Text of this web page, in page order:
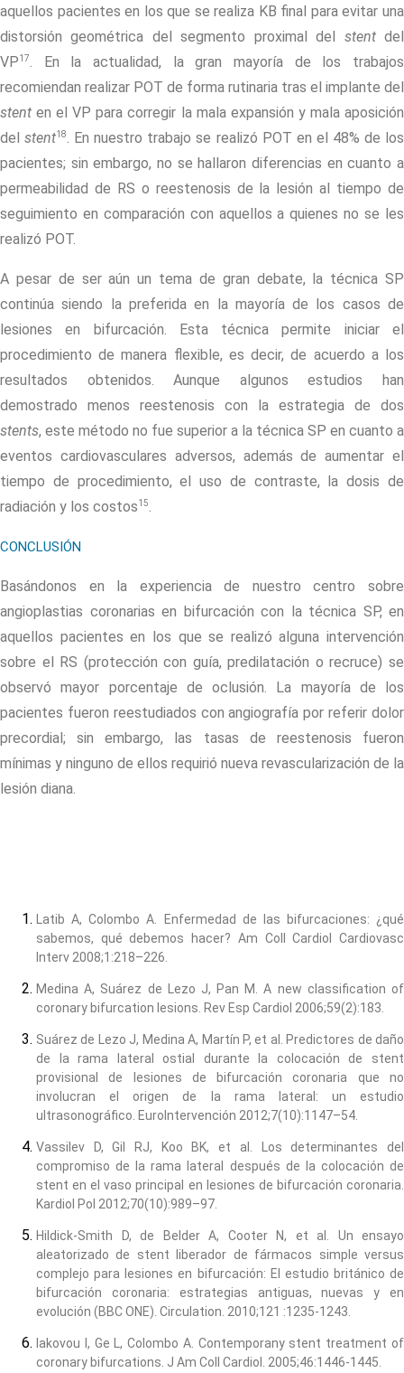
aquellos pacientes en los que se realiza KB final para evitar una
distorsión geométrica del segmento proximal del stentdel
VP17. En la actualidad, la gran mayoría de los trabajos
recomiendan realizar POT de forma rutinaria tras el implante del
stent en el VP para corregir la mala expansión y mala aposición
delstent18. En nuestro trabajo se realizó POT en el 48% de los
pacientes; sin embargo, no se hallaron diferencias en cuanto a
permeabilidad de RS o reestenosis de la lesión al tiempo de
seguimiento en comparación con aquellos a quienes no se les
realizó POT.
A pesar de ser aún un tema de gran debate, la técnica SP
continúa siendo la preferida en la mayoría de los casos de
lesiones en bifurcación. Esta técnica permite iniciar el
procedimiento de manera flexible, es decir, de acuerdo a los
resultados obtenidos. Aunque algunos estudios han
demostrado menos reestenosis con la estrategia de dos
stents, este método no fue superior a la técnica SP en cuanto a
eventos cardiovasculares adversos, además de aumentar el
tiempo de procedimiento, el uso de contraste, la dosis de
radiación y los costos15.
CONCLUSIÓN
Basándonos en la experiencia de nuestro centro sobre
angioplastias coronarias en bifurcación con la técnica SP, en
aquellos pacientes en los que se realizó alguna intervención
sobre el RS (protección con guía, predilatación o recruce) se
observó mayor porcentaje de oclusión. La mayoría de los
pacientes fueron reestudiados con angiografía por referir dolor
precordial; sin embargo, las tasas de reestenosis fueron
mínimas y ninguno de ellos requirió nueva revascularización de la
lesión diana.
Latib A, Colombo A. Enfermedad de las bifurcaciones: ¿qué
sabemos, qué debemos hacer? Am Coll Cardiol Cardiovasc
Interv 2008;1:218–226.
Medina A, Suárez de Lezo J, Pan M. A new classification of
coronary bifurcation lesions. Rev Esp Cardiol 2006;59(2):183.
Suárez de Lezo J, Medina A, Martín P, et al. Predictores de daño
de la rama lateral ostial durante la colocación de stent
provisional de lesiones de bifurcación coronaria que no
involucran el origen de la rama lateral: un estudio
ultrasonográfico. EuroIntervención 2012;7(10):1147–54.
Vassilev D, Gil RJ, Koo BK, et al. Los determinantes del
compromiso de la rama lateral después de la colocación de
stent en el vaso principal en lesiones de bifurcación coronaria.
Kardiol Pol 2012;70(10):989–97.
Hildick-Smith D, de Belder A, Cooter N, et al. Un ensayo
aleatorizado de stent liberador de fármacos simple versus
complejo para lesiones en bifurcación: El estudio británico de
bifurcación coronaria: estrategias antiguas, nuevas y en
evolución (BBC ONE). Circulation. 2010;121 :1235-1243.
Iakovou I, Ge L, Colombo A. Contemporany stent treatment of
coronary bifurcations. J Am Coll Cardiol. 2005;46:1446-1445.